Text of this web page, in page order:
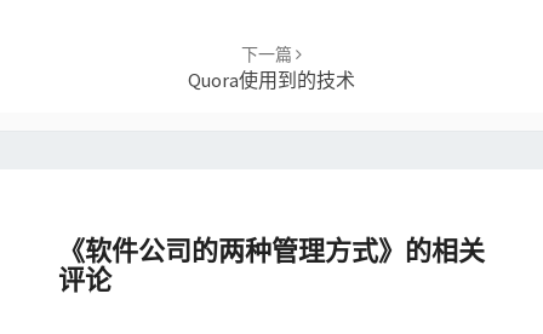
下一篇
Quora使用到的技术
《软件公司的两种管理方式》的相关
评论